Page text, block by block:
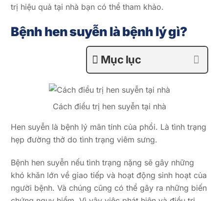
trị hiệu quả tại nhà bạn có thể tham khảo.
Bệnh hen suyễn là bệnh lý gì?
Mục lục
Cách điều trị hen suyễn tại nhà
Hen suyễn là bệnh lý mãn tính của phổi. Là tình trạng
hẹp đường thở do tình trạng viêm sưng.
Bệnh hen suyễn nếu tình trạng nặng sẽ gây những
khó khăn lớn về giao tiếp và hoạt động sinh hoạt của
người bệnh. Và chúng cũng có thể gây ra những biến